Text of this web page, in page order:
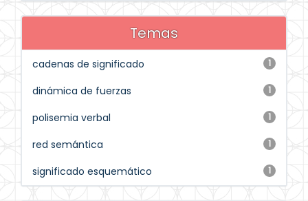
Temas
1
cadenas de significado
1
dinámica de fuerzas
1
polisemia verbal
1
red semántica
1
significado esquemático